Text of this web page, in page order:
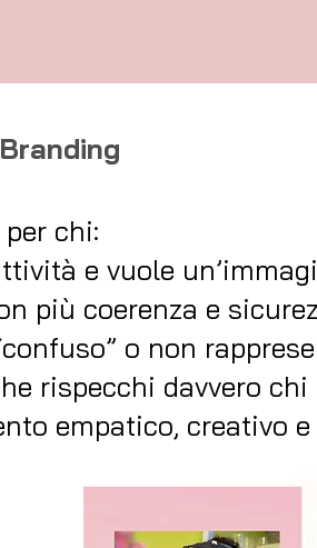
chi:
e vuole
più coerenza e
o non
rispecchi davvero chi
empatico, creativo